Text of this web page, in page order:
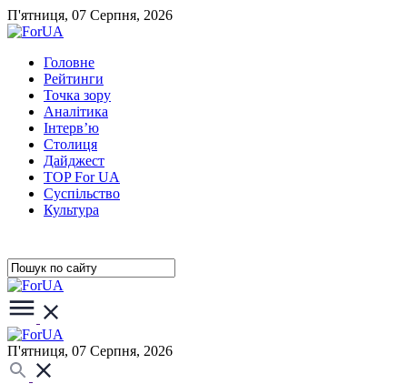
П'ятниця, 07 Серпня, 2026
Головне
Рейтинги
Точка зору
Аналітика
Інтерв’ю
Столиця
Дайджест
TOP For UA
Суспiльство
Культура
П'ятниця, 07 Серпня, 2026